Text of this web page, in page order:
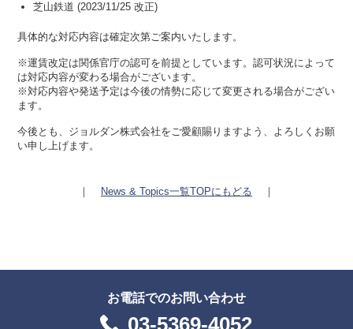
芝山鉄道 (2023/11/25 改正)
具体的な対応内容は確定次第ご案内いたします。
※運賃改定は関係官庁の認可を前提としています。認可状況によって
は対応内容が変わる場合がございます。
※対応内容や発送予定は今後の情勢に応じて変更される場合がござい
ます。
今後とも、ジョルダン株式会社をご愛顧賜りますよう、よろしくお願
い申し上げます。
｜ News & Topics一覧TOPにもどる ｜
お電話でのお問い合わせ